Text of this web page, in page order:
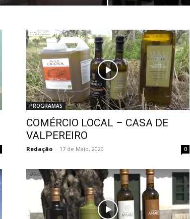
PROGRAMAS
COMÉRCIO LOCAL – CASA DE
VALPEREIRO
Redação - 17 de Maio, 2020 0